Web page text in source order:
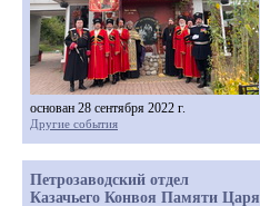
основан 28 сентября 2022 г.
Другие события
Петрозаводский отдел
Казачьего Конвоя Памяти Царя